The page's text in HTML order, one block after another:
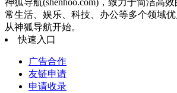
神狐导航(shenhoo.com)，致力于简洁高
常生活、娱乐、科技、办公等多个领域优
从神狐导航开始。
快速入口
广告合作
友链申请
申请收录